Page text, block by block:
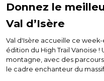
Donnez le
Val d’Isère
Val d'Isère accueille ce
édition du High Trail Vanoise
montagne, avec des
le cadre enchanteur du